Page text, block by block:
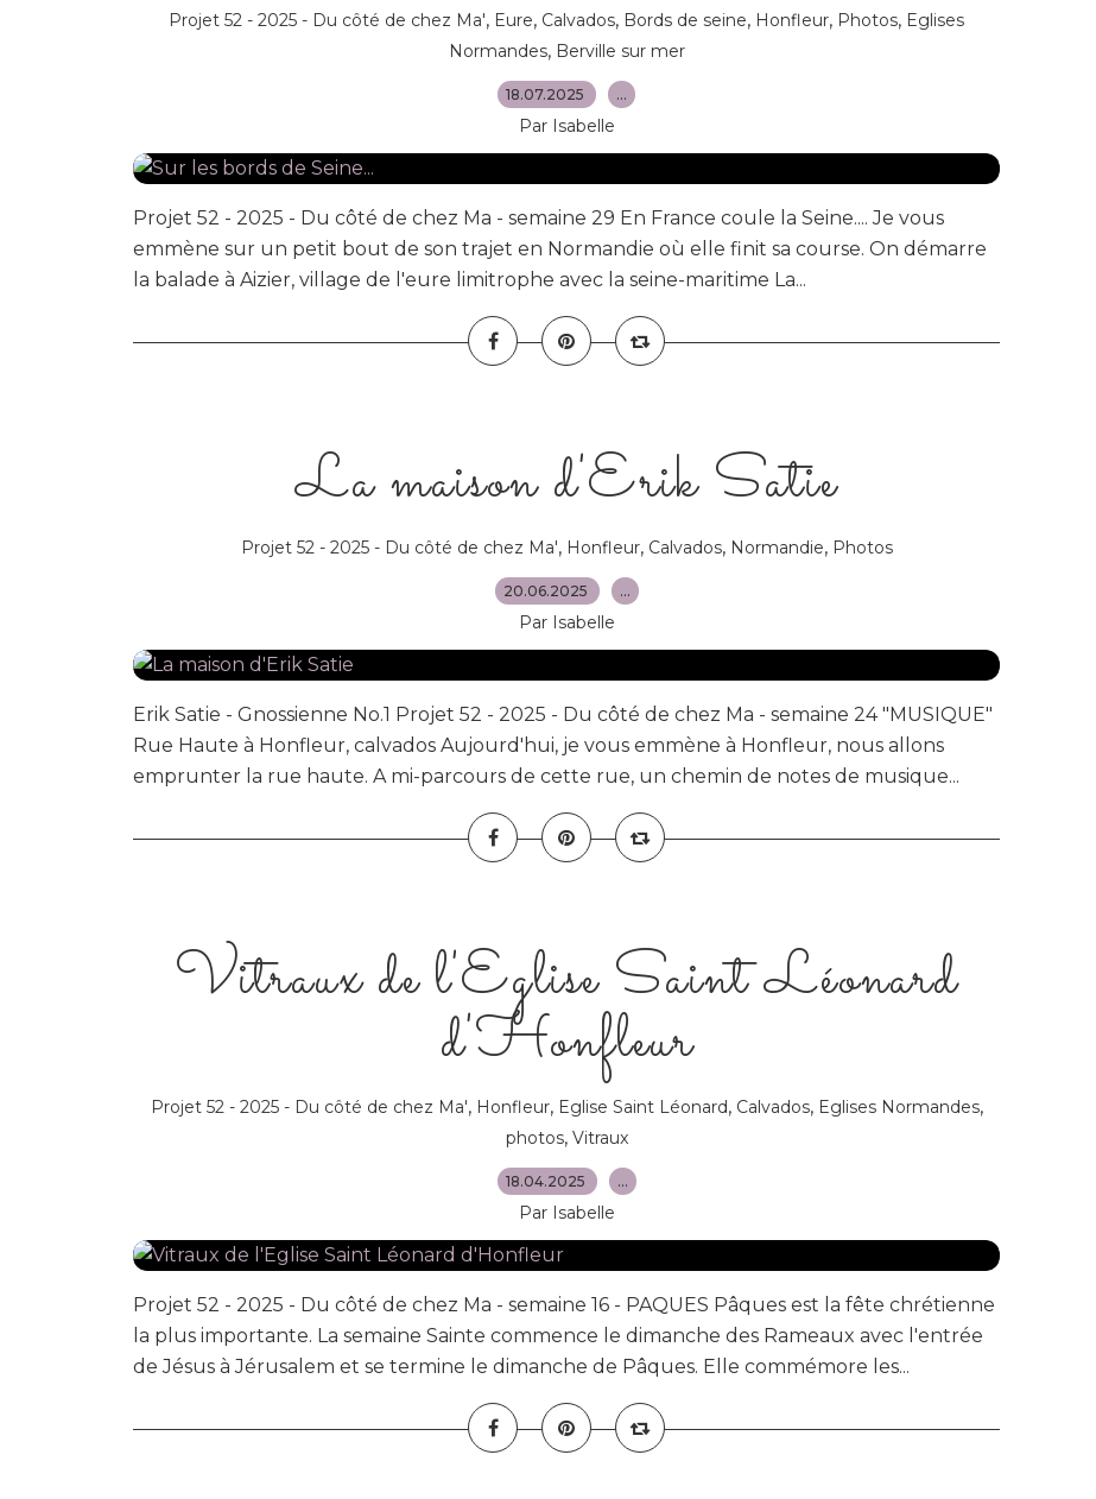
Projet 52 - 2025 - Du côté de chez Ma', Eure, Calvados, Bords de seine, Honfleur, Photos, Eglises
Normandes, Berville sur mer
18.07.2025 …
Par Isabelle
Projet 52 - 2025 - Du côté de chez Ma - semaine 29 En France coule la Seine.... Je vous
emmène sur un petit bout de son trajet en Normandie où elle finit sa course. On démarre
la balade à Aizier, village de l'eure limitrophe avec la seine-maritime La...
La maison d'Erik Satie
Projet 52 - 2025 - Du côté de chez Ma', Honfleur, Calvados, Normandie, Photos
20.06.2025 …
Par Isabelle
Erik Satie - Gnossienne No.1 Projet 52 - 2025 - Du côté de chez Ma - semaine 24 "MUSIQUE"
Rue Haute à Honfleur, calvados Aujourd'hui, je vous emmène à Honfleur, nous allons
emprunter la rue haute. A mi-parcours de cette rue, un chemin de notes de musique...
Vitraux de l'Eglise Saint Léonard
d'Honfleur
Projet 52 - 2025 - Du côté de chez Ma', Honfleur, Eglise Saint Léonard, Calvados, Eglises Normandes,
photos, Vitraux
18.04.2025 …
Par Isabelle
Projet 52 - 2025 - Du côté de chez Ma - semaine 16 - PAQUES Pâques est la fête chrétienne
la plus importante. La semaine Sainte commence le dimanche des Rameaux avec l'entrée
de Jésus à Jérusalem et se termine le dimanche de Pâques. Elle commémore les...